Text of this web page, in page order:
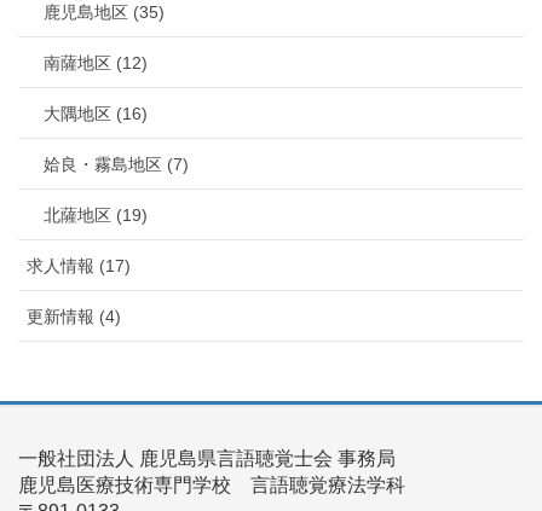
鹿児島地区 (35)
南薩地区 (12)
大隅地区 (16)
姶良・霧島地区 (7)
北薩地区 (19)
求人情報 (17)
更新情報 (4)
一般社団法人 鹿児島県言語聴覚士会 事務局
鹿児島医療技術専門学校 言語聴覚療法学科